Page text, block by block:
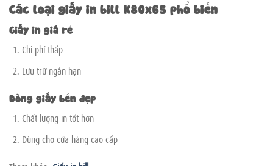
Các loại giấy in bill K80x65 phổ biến
Giấy in giá rẻ
Chi phí thấp
Lưu trữ ngắn hạn
Dòng giấy bền đẹp
Chất lượng in tốt hơn
Dùng cho cửa hàng cao cấp